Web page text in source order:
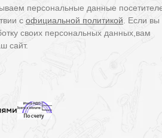
персональные данные
с официальной политикой . Если
своих персональных данных,вам
сайт.